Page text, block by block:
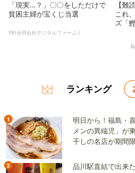
「現実…？」〇〇をしただけで
貧困主婦が宝くじ当選
PR(合同会社デジタルファーム )
【難
これ
ズ「
ランキング
1
明日から！福島・
メンの異端児」が
干しの名店が期間
2
品川駅直結で出来